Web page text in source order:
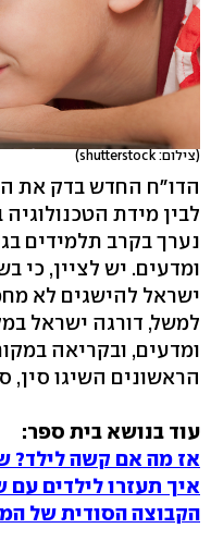
(צילום: shutterstock)
לבין מידת
ומדעים. יש לציין, כי
הראשונים השיגו סין,
עוד בנושא בית ספר:
אז מה אם קשה לילד?
איך תעזרו לילדים עם
הקבוצה הסודית של